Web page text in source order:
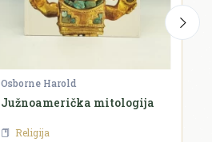
Osborne Harold
Južnoamerička mitologija
Religija